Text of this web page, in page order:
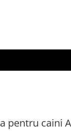
pentru caini